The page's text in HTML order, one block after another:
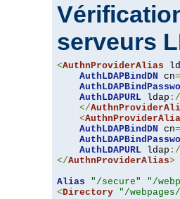
serveurs
<AuthnProviderAlias
AuthLDAPBindDN cn=
AuthLDAPURL ldap
</
<
AuthLDAPBindDN cn=
AuthLDAPURL ldap
</AuthnProviderAlias>
Alias
"/secure"
"/
<Directory "/